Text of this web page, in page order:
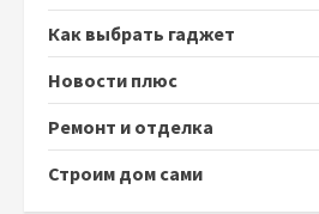
Как выбрать гаджет
Новости плюс
Ремонт и отделка
Строим дом сами